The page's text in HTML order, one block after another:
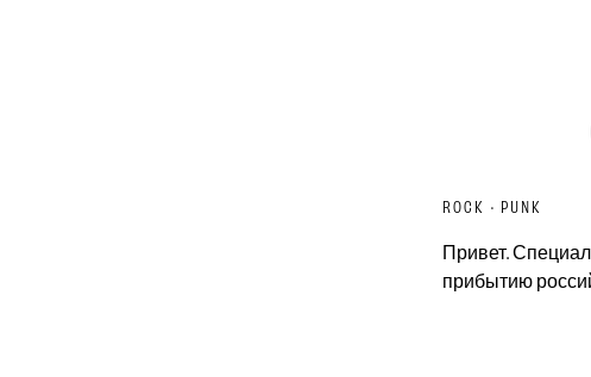
ROCK · PUNK
Привет.
прибытию